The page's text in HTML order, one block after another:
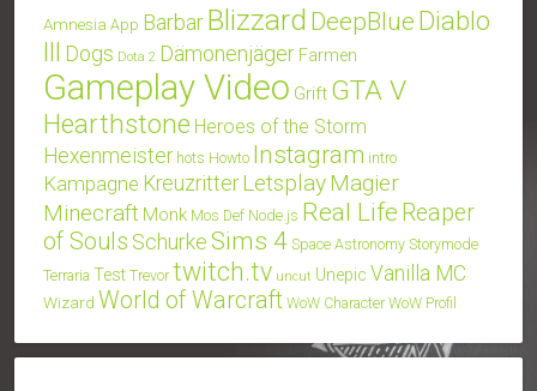
Amnesia App BarbarBlizzard DeepBlue Diablo
III Dogs Dota 2 Dämonenjäger Farmen
Gameplay Video Grift GTA V
Hearthstone Heroes of the Storm
Hexenmeister hots Howto Instagram intro
Kampagne Kreuzritter LetsplayMagier
Minecraft Monk Mos Def Node.js Real Life Reaper
of Souls SchurkeSims 4 Space Astronomy Storymode
Terraria Test Trevor twitch.tv uncut Unepic Vanilla MC
Wizard World of Warcraft WoW Character WoW Profil